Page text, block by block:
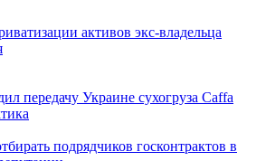
активов экс-владельца
передачу Украине сухогруза Caffa
подрядчиков госконтрактов в